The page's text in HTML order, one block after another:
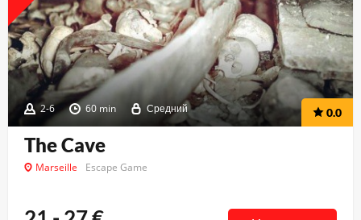
2-6 60 min Средний 0.0
The Cave
Marseille Escape Game